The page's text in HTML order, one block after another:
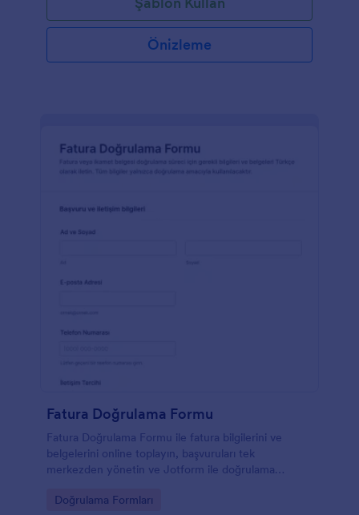
Önizleme
Fatura Doğrulama Formu
Fatura Doğrulama Formu ile fatura bilgilerini ve
belgelerini online toplayın, başvuruları tek
merkezden yönetin ve Jotform ile doğrulama
hızlandırın.
Go to Category:
Doğrulama Formları